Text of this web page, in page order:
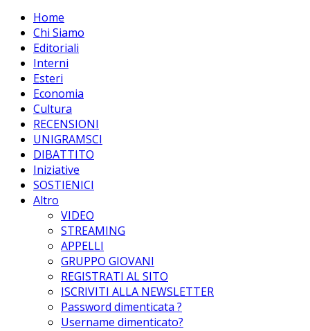
Home
Chi Siamo
Editoriali
Interni
Esteri
Economia
Cultura
RECENSIONI
UNIGRAMSCI
DIBATTITO
Iniziative
SOSTIENICI
Altro
VIDEO
STREAMING
APPELLI
GRUPPO GIOVANI
REGISTRATI AL SITO
ISCRIVITI ALLA NEWSLETTER
Password dimenticata ?
Username dimenticato?